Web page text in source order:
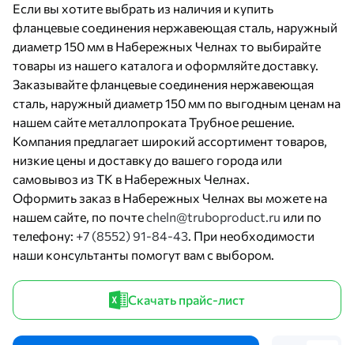
Если вы хотите выбрать из наличия и купить
фланцевые соединения нержавеющая сталь, наружный
диаметр 150 мм в Набережных Челнах то выбирайте
товары из нашего каталога и оформляйте доставку.
Заказывайте фланцевые соединения нержавеющая
сталь, наружный диаметр 150 мм по выгодным ценам на
нашем сайте металлопроката Трубное решение.
Компания предлагает широкий ассортимент товаров,
низкие цены и доставку до вашего города или
самовывоз из ТК в Набережных Челнах.
Оформить заказ в Набережных Челнах вы можете на
нашем сайте, по почтеcheln@truboproduct.ru или по
телефону: +7 (8552) 91-84-43. При необходимости
наши консультанты помогут вам с выбором.
Скачать прайс-лист